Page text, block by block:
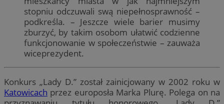
stopniu odczuwali swą niepełnosprawność –
podkreśla. – Jeszcze wiele barier musimy
zburzyć, by takim osobom ułatwić codzienne
funkcjonowanie w społeczeństwie – zauważa
wiceprezydent.
Konkurs „Lady D.” został zainicjowany w 2002 roku w
Katowicach przez europosła Marka Plurę. Polega on na